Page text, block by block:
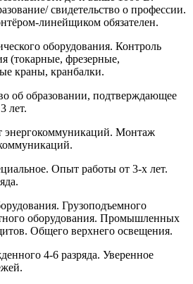
свидетельство о профессии.
линейщиком обязателен.
оборудования. Контроль
(токарные, фрезерные,
краны, кранбалки.
об образовании, подтверждающее
лет.
энергокоммуникаций. Монтаж
Опыт работы от 3-х лет.
Грузоподъемного
оборудования. Промышленных
Общего верхнего освещения.
4-6 разряда. Уверенное